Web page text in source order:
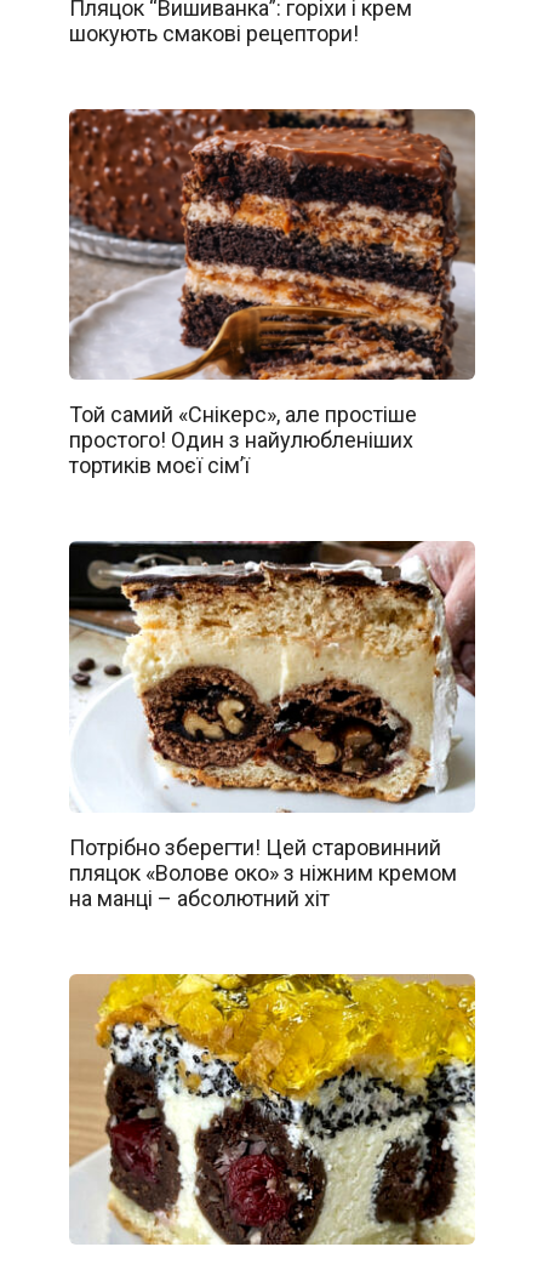
Пляцок “Вишиванка”: горіхи і крем
шокують смакові рецептори!
Той самий «Снікерс», але простіше
простого! Один з найулюбленіших
тортиків моєї сім’ї
Потрібно зберегти! Цей старовинний
пляцок «Волове око» з ніжним кремом
на манці – абсолютний хіт